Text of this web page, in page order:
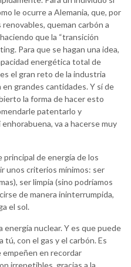
le ocurre a Alemania, que, por
queman carbón a
que la “transición
Para que se hagan una idea,
energética total de
el gran reto de la industria
grandes cantidades. Y sí de
la forma de hacer esto
patentarlo y
va a hacerse muy
de energía de los
unos criterios mínimos: ser
ser limpia (sino podríamos
de manera ininterrumpida,
el sol.
energía nuclear. Y es que puede
con el gas y el carbón. Es
empeñen en recordar